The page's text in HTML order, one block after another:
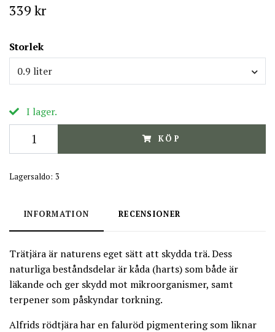
339 kr
Storlek
0.9 liter
I lager.
KÖP
Lagersaldo: 3
INFORMATION RECENSIONER
Trätjära är naturens eget sätt att skydda trä. Dess
naturliga beståndsdelar är kåda (harts) som både är
läkande och ger skydd mot mikroorganismer, samt
terpener som påskyndar torkning.
Alfrids rödtjära har en faluröd pigmentering som liknar